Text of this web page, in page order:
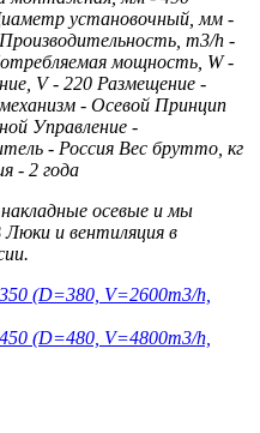
установочный, мм -
m3/h -
мощность, W -
V - 220 Размещение -
- Осевой Принцип
Управление -
- Россия Вес брутто, кг
- 2 года
осевые и мы
и вентиляция в
(D=380, V=2600m3/h,
(D=480, V=4800m3/h,